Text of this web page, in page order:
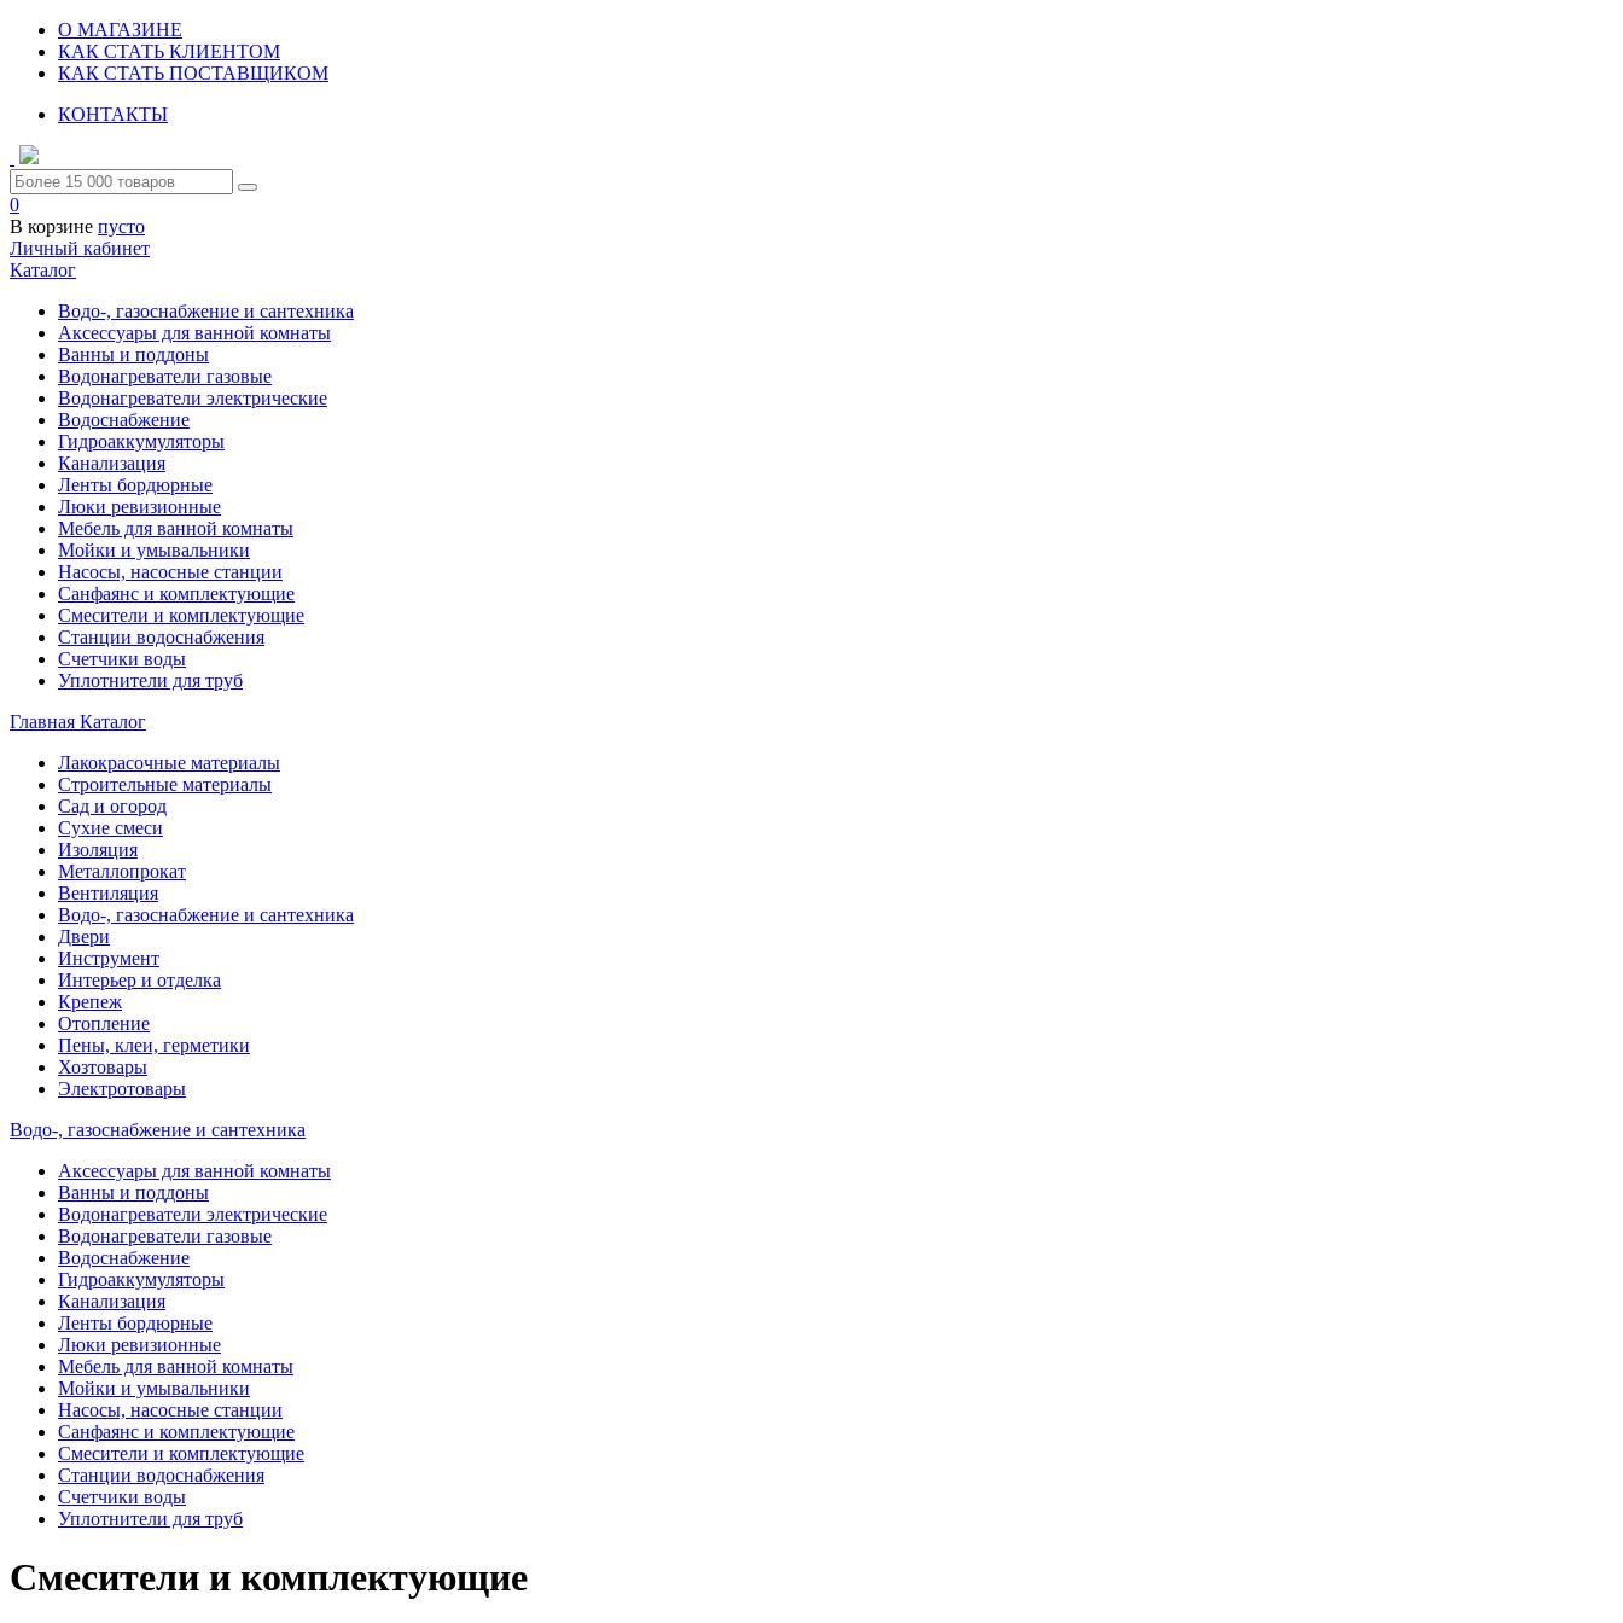
О МАГАЗИНЕ
КАК СТАТЬ КЛИЕНТОМ
КАК СТАТЬ ПОСТАВЩИКОМ
КОНТАКТЫ
0
В корзине пусто
Личный кабинет
Каталог
Водо-, газоснабжение и сантехника
Аксессуары для ванной комнаты
Ванны и поддоны
Водонагреватели газовые
Водонагреватели электрические
Водоснабжение
Гидроаккумуляторы
Канализация
Ленты бордюрные
Люки ревизионные
Мебель для ванной комнаты
Мойки и умывальники
Насосы, насосные станции
Санфаянс и комплектующие
Смесители и комплектующие
Станции водоснабжения
Счетчики воды
Уплотнители для труб
Главная Каталог
Лакокрасочные материалы
Строительные материалы
Сад и огород
Сухие смеси
Изоляция
Металлопрокат
Вентиляция
Водо-, газоснабжение и сантехника
Двери
Инструмент
Интерьер и отделка
Крепеж
Отопление
Пены, клеи, герметики
Хозтовары
Электротовары
Водо-, газоснабжение и сантехника
Аксессуары для ванной комнаты
Ванны и поддоны
Водонагреватели электрические
Водонагреватели газовые
Водоснабжение
Гидроаккумуляторы
Канализация
Ленты бордюрные
Люки ревизионные
Мебель для ванной комнаты
Мойки и умывальники
Насосы, насосные станции
Санфаянс и комплектующие
Смесители и комплектующие
Станции водоснабжения
Счетчики воды
Уплотнители для труб
Смесители и комплектующие